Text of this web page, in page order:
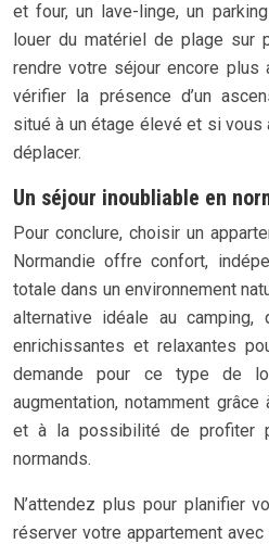
et four, un lave-linge, un
louer du matériel de plage sur
rendre votre séjour encore plus
vérifier la présence d’un
situé à un étage élevé et si
déplacer.
Un séjour inoubliable en
Pour conclure, choisir un
Normandie offre confort,
totale dans un environnement
alternative idéale au camping,
enrichissantes et relaxantes
demande pour ce type de
augmentation, notamment
et à la possibilité de profiter
normands.
N’attendez plus pour planifier
réserver votre appartement avec